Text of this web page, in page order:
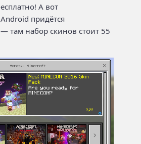
А вот
придётся
там набор скинов стоит 55